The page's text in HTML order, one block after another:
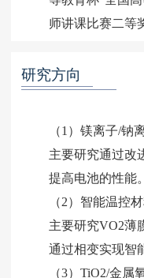
研究方向
（1）镁离子/钠
主要研究通过改
提高电池的性能。
（2）智能温控
主要研究VO2薄
通过相变实现智
（3）TiO2/金属